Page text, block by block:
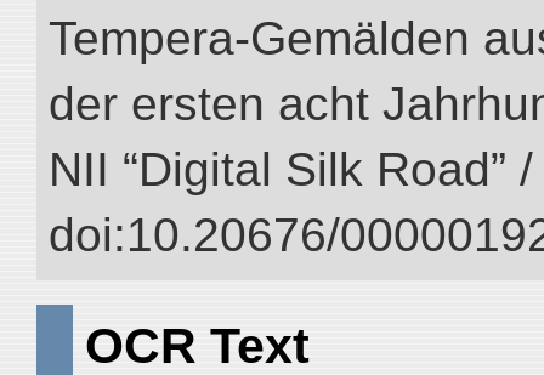
Tempera-Gemälden
der ersten acht
NII “Digital Silk Road”
doi:10.20676/
OCR Text